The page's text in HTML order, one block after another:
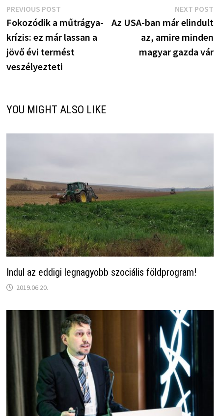
Bejegyzés
navigáció
PREVIOUS POSTPrevious
post:
Fokozódik a műtrágya-
krízis: ez már lassan a
jövő évi termést
veszélyezteti
NEXT POST
Az USA-ban már elindult
az, amire minden
magyar gazda vár
YOU MIGHT ALSO LIKE
Indul az eddigi legnagyobb szociális földprogram!
2019.06.20.